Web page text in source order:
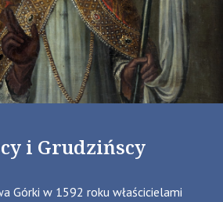
i Grudzińscy
Górki w 1592 roku właścicielami